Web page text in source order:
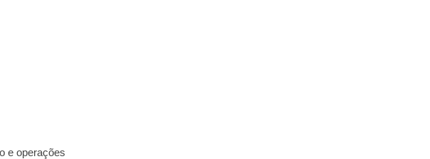
e operações